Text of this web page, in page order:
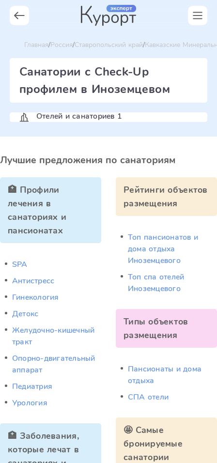
Главная Россия Ставропольский край Кавказские
Санатории с Check-Up
профилем в Иноземцевом
Отелей и санаториев 1
Лучшие предложения по санаториям
🏥 Профили
лечения в
санаториях и
пансионатах
SPA
Антистресс
Гинекология
Детокс
Желудочно-кишечный
тракт
Опорно-двигательный
аппарат
Педиатрия
Урология
🏥 Заболевания,
которые лечат в
Рейтинги объектов
размещения
Топ пансионатов и
дома отдыха
Иноземцевого
Топ спа отелей
Иноземцевого
Типы объектов
размещения
Пансионаты и дома
отдыха
СПА отели
🤩 Самые
бронируемые
санатории